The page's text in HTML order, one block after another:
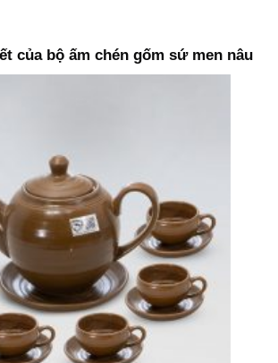
của bộ ấm chén gốm sứ men nâu